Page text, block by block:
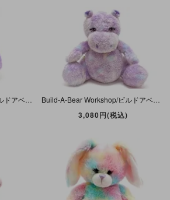
Build-A-Bear Workshop/ビルドアベアワークショップ・ぬいぐるみ・クマ・Gem of a Friend・Adoring Amethyst Teddy・パープル・約38cm
3,080円(税込)